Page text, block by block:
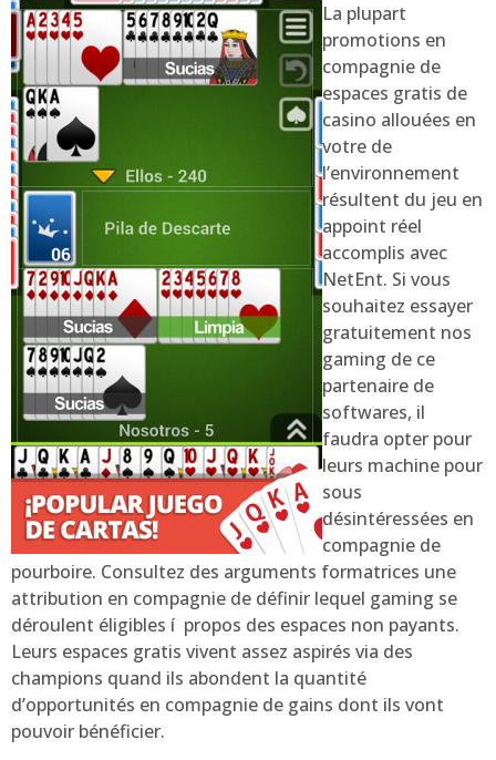
La plupart
promotions en
compagnie de
espaces gratis de
casino allouées en
votre de
l’environnement
résultent du jeu en
appoint réel
accomplis avec
NetEnt. Si vous
souhaitez essayer
gratuitement nos
gaming de ce
partenaire de
softwares, il
faudra opter pour
leurs machine pour
sous
désintéressées en
compagnie de
pourboire. Consultez des arguments formatrices une
attribution en compagnie de définir lequel gaming se
déroulent éligibles í propos des espaces non payants.
Leurs espaces gratis vivent assez aspirés via des
champions quand ils abondent la quantité
d’opportunités en compagnie de gains dont ils vont
pouvoir bénéficier.